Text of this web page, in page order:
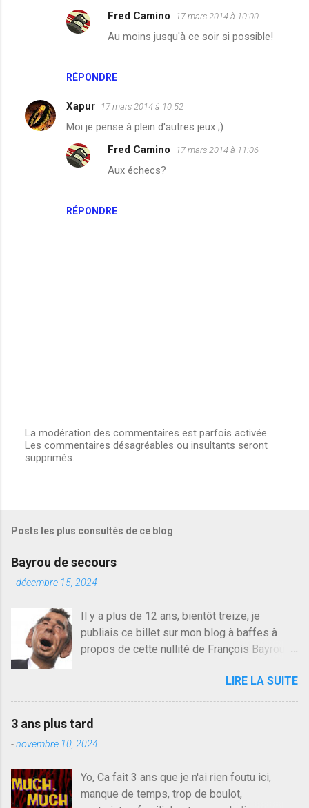
RÉPONDRE
Fred Camino 17 mars 2014 à 10:00
Au moins jusqu'à ce soir si possible!
Xapur 17 mars 2014 à 10:52
Moi je pense à plein d'autres jeux ;)
RÉPONDRE
Fred Camino 17 mars 2014 à 11:06
Aux échecs?
E
n
t
e
r
u
m
m
e
n
r
e
La modération des commentaires est parfois activée.
Les commentaires désagréables ou insultants seront
supprimés.
Posts les plus consultés de ce blog
Bayrou de secours
-décembre 15, 2024
Il y a plus de 12 ans, bientôt treize, je
publiais ce billet sur mon blog à baffes à
propos de cette nullité de François Bayrou. Il
quelqu'un, je ne parle pas des couples mais
des amis ou des valeurs dans lesquels on
devenir le traite d'une partie de son électorat
et c'est par la presse qu'on l'apprend. On
plus proche de Sarkozy que de Hollande,
sinon il serait candidat du centre de la
LIRE LA SUITE
3 ans plus tard
-novembre 10, 2024
Yo, Ca fait 3 ans que je n'ai rien foutu ici,
manque de temps, trop de boulot,